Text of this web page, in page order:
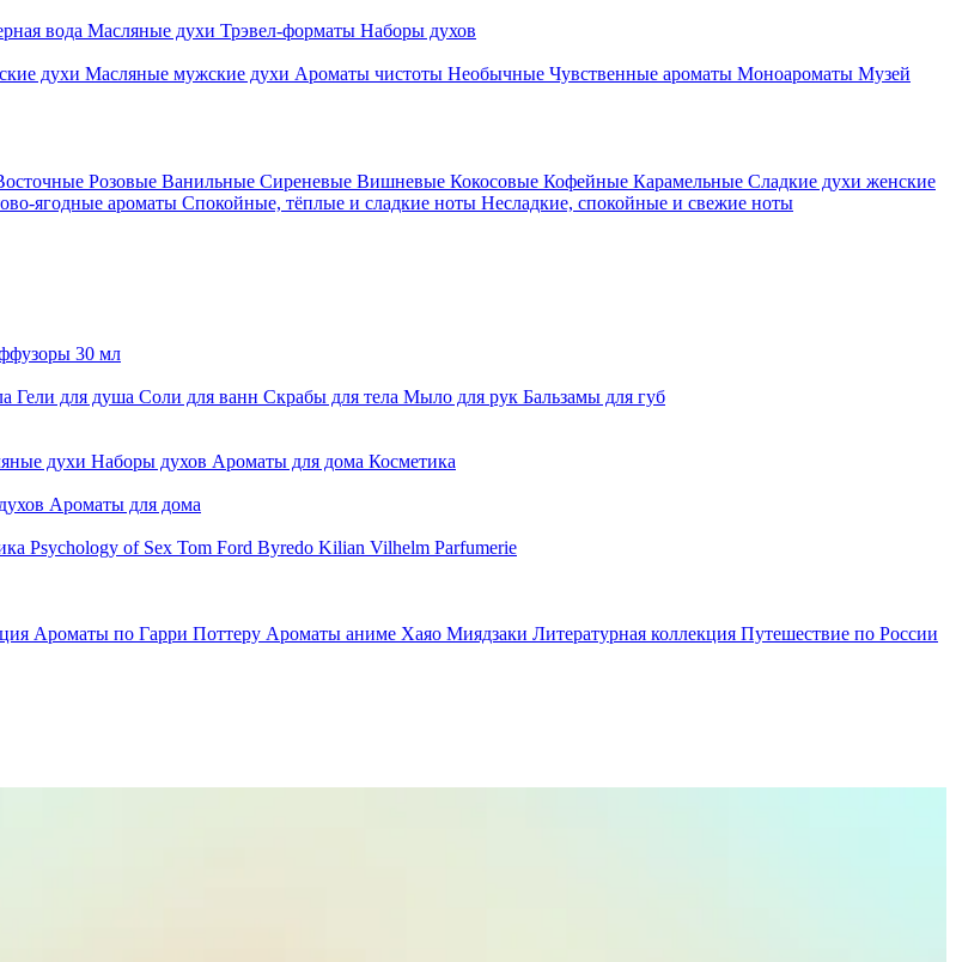
вода Масляные духи Трэвел-форматы Наборы духов
духи Масляные мужские духи Ароматы чистоты Необычные Чувственные ароматы Моноароматы Музей
Розовые Ванильные Сиреневые Вишневые Кокосовые Кофейные Карамельные Сладкие духи женские
ягодные ароматы Спокойные, тёплые и сладкие ноты Несладкие, спокойные и свежие ноты
30 мл
Гели для душа Соли для ванн Скрабы для тела Мыло для рук Бальзамы для губ
духи Наборы духов Ароматы для дома Косметика
Ароматы для дома
Psychology of Sex Tom Ford Byredo Kilian Vilhelm Parfumerie
Ароматы по Гарри Поттеру Ароматы аниме Хаяо Миядзаки Литературная коллекция Путешествие по России